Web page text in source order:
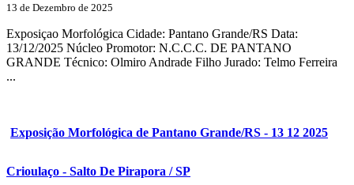
13 de Dezembro de 2025
Exposiçao Morfológica Cidade: Pantano Grande/RS Data:
13/12/2025 Núcleo Promotor: N.C.C.C. DE PANTANO
GRANDE Técnico: Olmiro Andrade Filho Jurado: Telmo Ferreira
...
Exposição Morfológica de Pantano Grande/RS - 13 12 2025
Crioulaço - Salto De Pirapora / SP